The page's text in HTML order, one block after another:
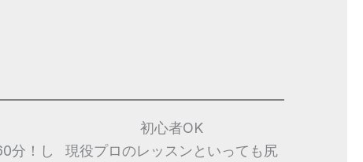
分！し
初心者OK
現役プロのレッスンといっても尻